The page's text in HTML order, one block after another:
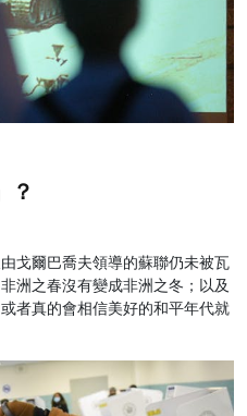
？
戈爾巴喬夫領導的蘇聯仍未被瓦
洲之春沒有變成非洲之冬；以及
者真的會相信美好的和平年代就